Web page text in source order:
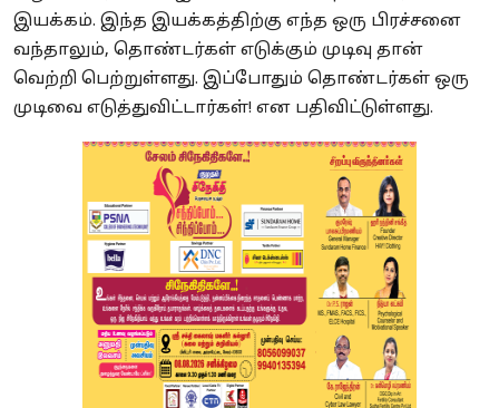
இயக்கம். இந்த இயக்கத்திற்கு எந்த ஒரு பிரச்சனை
வந்தாலும், தொண்டர்கள் எடுக்கும் முடிவு தான்
வெற்றி பெற்றுள்ளது. இப்போதும் தொண்டர்கள் ஒரு
முடிவை எடுத்துவிட்டார்கள்! என பதிவிட்டுள்ளது.